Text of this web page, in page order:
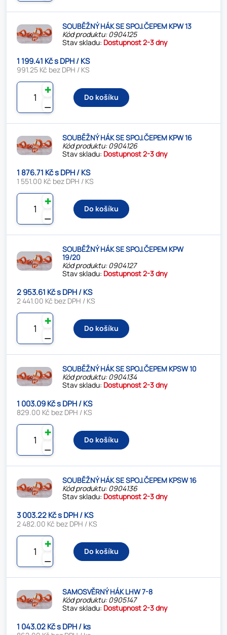
SOUBĚŽNÝ HÁK SE SPOJ.ČEPEM KPW 13
Kód produktu: 0904125
Stav skladu: Dostupnost 2-3 dny
1 199.41 Kč s DPH / KS
991.25 Kč bez DPH / KS
⚊
✚
Do košíku
SOUBĚŽNÝ HÁK SE SPOJ.ČEPEM KPW 16
Kód produktu: 0904126
Stav skladu: Dostupnost 2-3 dny
1 876.71 Kč s DPH / KS
1 551.00 Kč bez DPH / KS
⚊
✚
Do košíku
SOUBĚŽNÝ HÁK SE SPOJ.ČEPEM KPW
19/20
Kód produktu: 0904127
Stav skladu: Dostupnost 2-3 dny
2 953.61 Kč s DPH / KS
2 441.00 Kč bez DPH / KS
⚊
✚
Do košíku
SOUBĚŽNÝ HÁK SE SPOJ.ČEPEM KPSW 10
Kód produktu: 0904134
Stav skladu: Dostupnost 2-3 dny
1 003.09 Kč s DPH / KS
829.00 Kč bez DPH / KS
⚊
✚
Do košíku
SOUBĚŽNÝ HÁK SE SPOJ.ČEPEM KPSW 16
Kód produktu: 0904136
Stav skladu: Dostupnost 2-3 dny
3 003.22 Kč s DPH / KS
2 482.00 Kč bez DPH / KS
⚊
✚
Do košíku
SAMOSVĚRNÝ HÁK LHW 7-8
Kód produktu: 0905147
Stav skladu: Dostupnost 2-3 dny
1 043.02 Kč s DPH / ks